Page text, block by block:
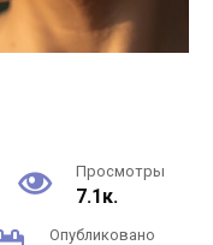
Просмотры
7.1к.
Опубликовано